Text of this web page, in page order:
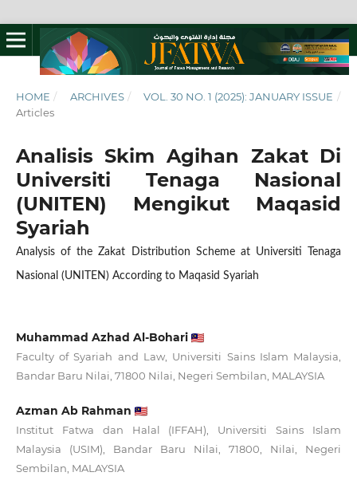
HOME / ARCHIVES / VOL. 30 NO. 1 (2025): JANUARY ISSUE /
Articles
Analisis Skim Agihan Zakat Di
Universiti Tenaga Nasional
(UNITEN) Mengikut Maqasid
Syariah
Analysis of the Zakat Distribution Scheme at Universiti Tenaga
Nasional (UNITEN) According to Maqasid Syariah
Muhammad Azhad Al-Bohari
Faculty of Syariah and Law, Universiti Sains Islam Malaysia,
Bandar Baru Nilai, 71800 Nilai, Negeri Sembilan, MALAYSIA
Azman Ab Rahman
Institut Fatwa dan Halal (IFFAH), Universiti Sains Islam
Malaysia (USIM), Bandar Baru Nilai, 71800, Nilai, Negeri
Sembilan, MALAYSIA